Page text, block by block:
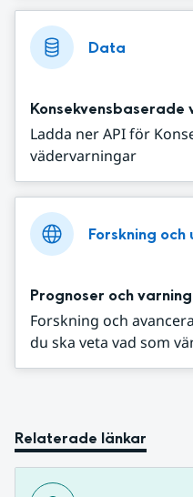
Data
Ladda ner API för
vädervarningar
Forskning
Prognoser och
Forskning och
du ska veta vad som
Relaterade länkar